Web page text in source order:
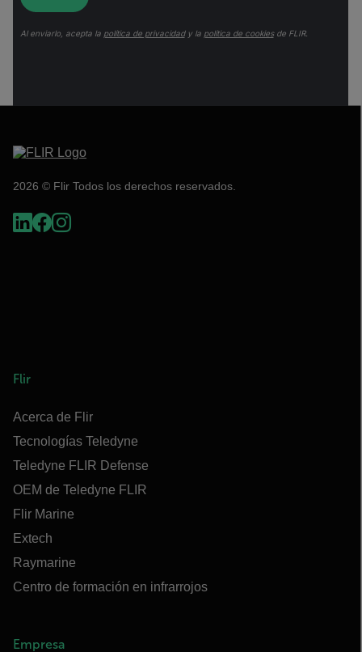
Al enviarlo, acepta la política de privacidady la política de cookiesde FLIR.
2026 © Flir Todos los derechos reservados.
Flir
Acerca de Flir
Tecnologías Teledyne
Teledyne FLIR Defense
OEM de Teledyne FLIR
Flir Marine
Extech
Raymarine
Centro de formación en infrarrojos
Empresa